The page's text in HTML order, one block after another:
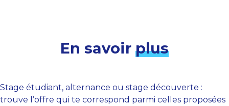
En savoir plus
Stage étudiant, alternance ou stage découverte :
trouve l’offre qui te correspond parmi celles proposées